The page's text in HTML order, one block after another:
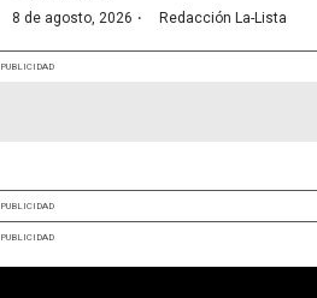
8 de agosto, 2026 · Redacción La-Lista
PUBLICIDAD
PUBLICIDAD
PUBLICIDAD